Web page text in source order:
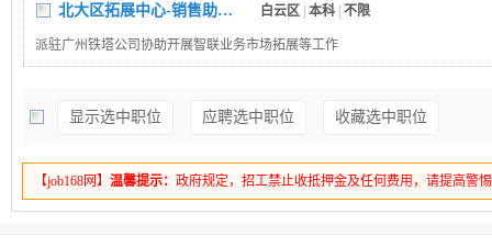
北大区拓展中心-销售助理支撑岗 白云区 本科 不限
派驻广州铁塔公司协助开展智联业务市场拓展等工作
显示选中职位 应聘选中职位 收藏选中职位
【job168网】 温馨提示： 政府规定，招工禁止收抵押金及任何费用，请提高警